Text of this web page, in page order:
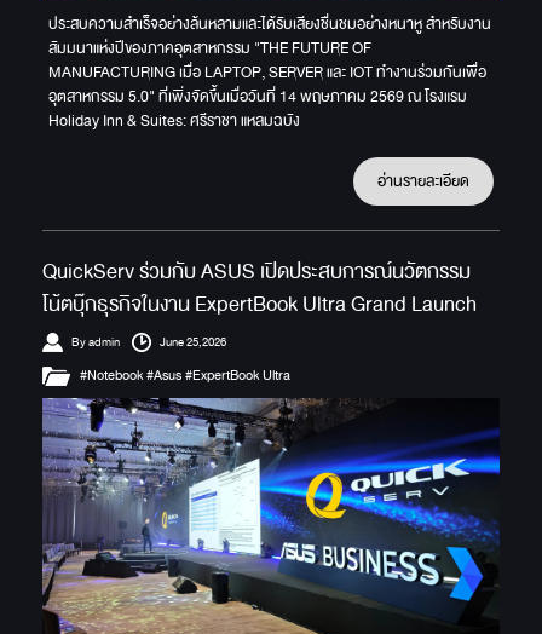
ประสบความสำเร็จอย่างล้นหลามและได้รับเสียงชื่นชมอย่างหนาหู สำหรับงาน
สัมมนาแห่งปีของภาคอุตสาหกรรม "THE FUTURE OF
MANUFACTURING เมื่อ LAPTOP, SERVER และ IOT ทำงานร่วมกันเพื่อ
อุตสาหกรรม 5.0" ที่เพิ่งจัดขึ้นเมื่อวันที่ 14 พฤษภาคม 2569 ณ โรงแรม
Holiday Inn & Suites: ศรีราชา แหลมฉบัง
อ่านรายละเอียด
QuickServ ร่วมกับ ASUS เปิดประสบการณ์นวัตกรรม
โน้ตบุ๊กธุรกิจในงาน ExpertBook Ultra Grand Launch
By admin June 25,2026
#Notebook #Asus #ExpertBook Ultra